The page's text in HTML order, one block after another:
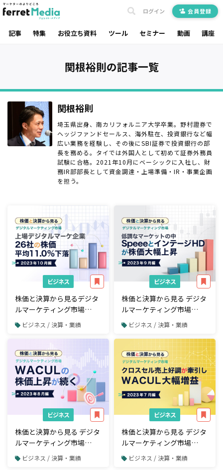
記事 特集 お役立ち資料 ツール セミナー 動画 講座
ログイン 会員登録
関根裕則の記事一覧
関根裕則
埼玉県出身、南カリフォルニア大学卒業。野村證券で
ヘッジファンドセールス、海外駐在、投資銀行など幅
広い業務を経験し、その後にSBI証券で投資銀行の部
長を務める。タイでは外国人として初めて証券外務員
試験に合格。2021年10月にベーシックに入社し、財
務IR部部長として資金調達・上場準備・IR・事業企画
を担う。
ビジネス
株価と決算から見るデジタ
ルマーケティング市場
【2023年10月編】上場デジ
タルマーケティング企業26
ビジネス / 決算・業績
ビジネス
株価と決算から見る デジタ
ルマーケティング市場
【2023年9月編】低調なマ
ーケットの中でSpeeeとイ
ンテージHDの株価が大きく
上昇
ビジネス / 決算・業績
ビジネス
株価と決算から見る デジタ
ルマーケティング市場
【2023年8月編】WACULの
株価上昇が続く
ビジネス / 決算・業績
ビジネス
株価と決算から見る デジタ
ルマーケティング市場
【2023年7月編】クロスセ
ル売上好調が牽引しWACUL
ビジネス / 決算・業績